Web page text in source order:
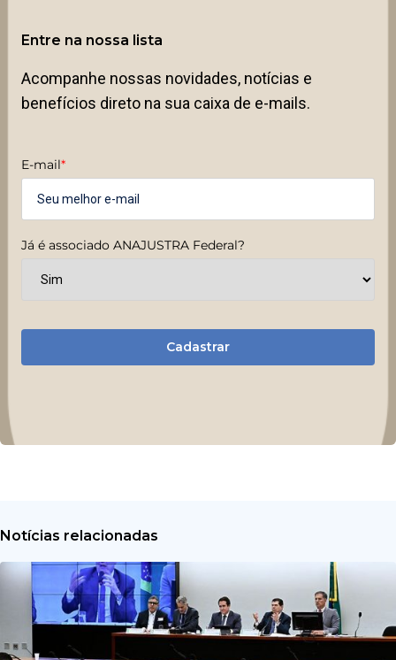
Entre na nossa lista
Acompanhe nossas novidades, notícias e
benefícios direto na sua caixa de e-mails.
E-mail*
Já é associado ANAJUSTRA Federal?
Cadastrar
Notícias relacionadas